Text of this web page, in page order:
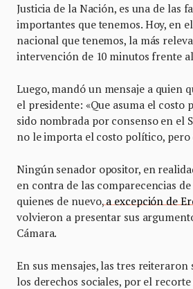
Justicia de la Nación, es una de las
importantes que tenemos. Hoy, en
nacional que tenemos, la más
intervención de 10 minutos frente
Luego, mandó un mensaje a quien
el presidente: «Que asuma el costo
sido nombrada por consenso en el
no le importa el costo político, pero
Ningún senador opositor, en
en contra de las comparecencias
quienes de nuevo,a excepción de
volvieron a presentar sus
Cámara.
En sus mensajes, las tres
los derechos sociales, por el